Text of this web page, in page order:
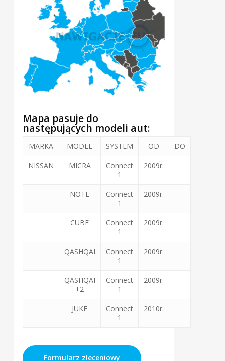
Mapa pasuje do
następujących modeli aut:
MARKA MODEL SYSTEM OD DO
NISSAN MICRA
Connect
1
2009r.
NOTE
Connect
1
2009r.
CUBE
Connect
1
2009r.
QASHQAI
Connect
1
2009r.
QASHQAI
+2
Connect
1
2009r.
JUKE
Connect
1
2010r.
Formularz zleceniowy